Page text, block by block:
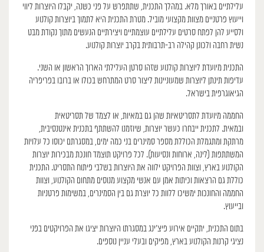
עלילתיים באורך מלא. במהלך התכנית, שתתפרש על פני כשנה, יקבלו היוצרות ליווי
וייעוץ פרטניים מצוות מקצועי מוביל. מטרת התכנית היא לתמוך ביוצרות קולנוע
ולסייע להן לפתח סרטים עלילתיים עוצמתיים ויצירתיים הנעשים מתוך נקודת מבט
נשית רחבה ולכונן קהילה רב-תרבותית בקרב יוצרות קולנוע.
התכנית מיועדת ליוצרות קולנוע שזהו סרטן העלילתי הארוך הראשון או השני.
עדיפות תינתן ליוצרות שמעוניינות ליצור סרט המתרחש בכולו או ברובו בפריפריה
הגיאוגרפית בישראל.
החממה מיועדת לתסריטאיות שהן גם במאיות, או לצמד של תסריטאית
ובמאית. לתכנית ייבחרו כעשר יוצרות, שיוזמנו להשתתף בתכנית אינטנסיבית,
מרתקת ומתגמלת הכוללת מספר סמינרים בני כמה ימים, במסגרתם יכוסו כל עלויות
המשתתפות (לינה, ארוחות ונסיעות). לכל פרויקט תוצמד חונכת מבכירות יוצרות
הקולנוע בארץ, וצוות הפרויקט ילווה את היוצרות בשלבי פיתוח התסריט. התכנית
כוללת גם הרצאות וכיתות אמן עם אנשי מקצוע מנוסים מתחום הקולנוע, וצוות
החממה והחונכות ימשיכו ללוות כל יוצרת גם בין הסמינרים, במשימות פרטניות
ובייעוץ.
בתום התכנית, יתקיים אירוע פיצ’ינג במסגרתו היוצרות יציגו את הפרויקטים בפני
נציגי קרנות הקולנוע בארץ, מפיקים ובעלי עניין נוספים.